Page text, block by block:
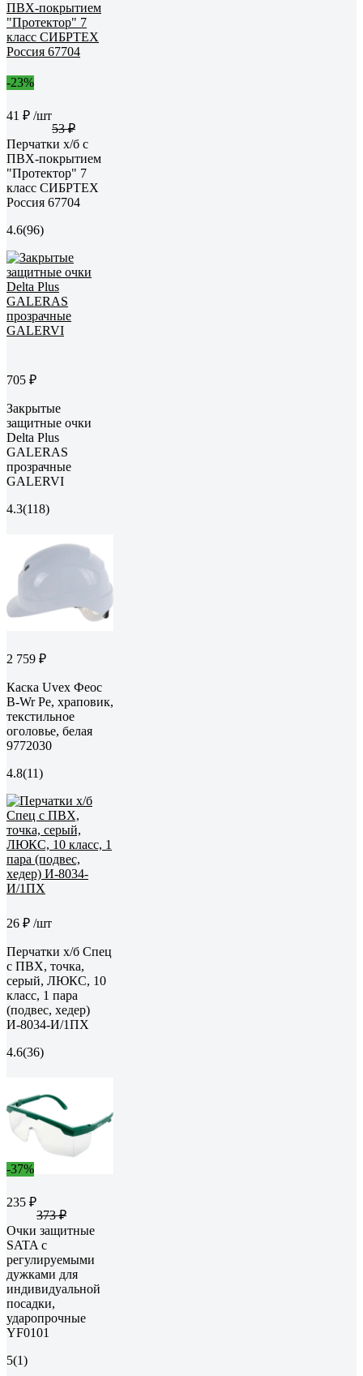
-23%
41 ₽ /шт
53 ₽
Перчатки х/б с
ПВХ-покрытием
"Протектор" 7
класс СИБРТЕХ
Россия 67704
4.6(96)
705 ₽
Закрытые
защитные очки
Delta Plus
GALERAS
прозрачные
GALERVI
4.3(118)
2 759 ₽
Каска Uvex Феос
B-Wr Pe, храповик,
текстильное
оголовье, белая
9772030
4.8(11)
26 ₽ /шт
Перчатки х/б Спец
с ПВХ, точка,
серый, ЛЮКС, 10
класс, 1 пара
(подвес, хедер)
И-8034-И/1ПХ
4.6(36)
-37%
235 ₽
373 ₽
Очки защитные
SATA с
регулируемыми
дужками для
индивидуальной
посадки,
ударопрочные
YF0101
5(1)